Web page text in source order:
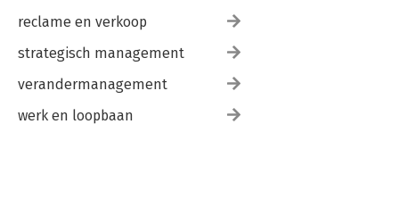
reclame en verkoop
strategisch management
verandermanagement
werk en loopbaan